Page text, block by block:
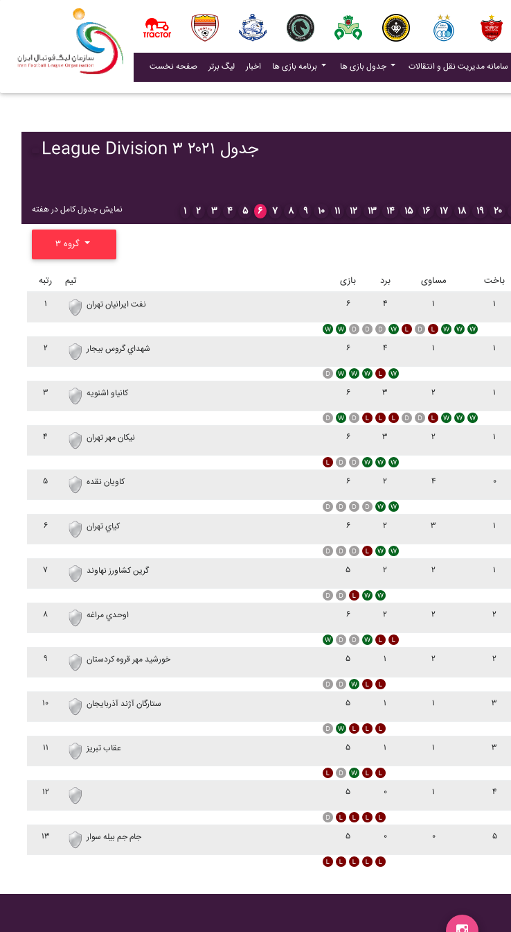
صفحه نخست لیگ برتر اخبار(current) برنامه بازی ها جدول بازی ها سامانه مدیریت نقل و انتقالات
League Division ۳ ۲۰۲۱ جدول
نمایش جدول کامل در هفته ۱ ۲ ۳ ۴ ۵ ۶ ۷ ۸ ۹ ۱۰ ۱۱ ۱۲ ۱۳ ۱۴ ۱۵ ۱۶ ۱۷ ۱۸ ۱۹ ۲۰
رتبه تیم بازی برد مساوی باخت
۱ نفت ايرانيان تهران ۶ ۴ ۱ ۱
۲ شهداي گروس بيجار ۶ ۴ ۱ ۱
۳ کانياو اشنويه ۶ ۳ ۲ ۱
۴ نيکان مهر تهران ۶ ۳ ۲ ۱
۵ کاويان نقده ۶ ۲ ۴ ۰
۶ کياي تهران ۶ ۲ ۳ ۱
۷ گرين کشاورز نهاوند ۵ ۲ ۲ ۱
۸ اوحدي مراغه ۶ ۲ ۲ ۲
۹ خورشيد مهر قروه کردستان ۵ ۱ ۲ ۲
۱۰ ستارگان آژند آذربايجان ۵ ۱ ۱ ۳
۱۱ عقاب تبريز ۵ ۱ ۱ ۳
۱۲ ۵ ۰ ۱ ۴
۱۳ جام جم بيله سوار ۵ ۰ ۰ ۵